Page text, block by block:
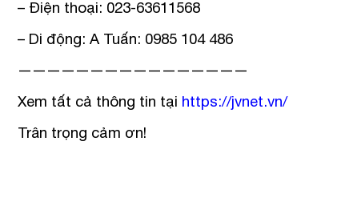
– Điện thoại: 023-63611568
– Di động: A Tuấn: 0985 104 486
————————————————
Xem tất cả thông tin tại https://jvnet.vn/
Trân trọng cảm ơn!